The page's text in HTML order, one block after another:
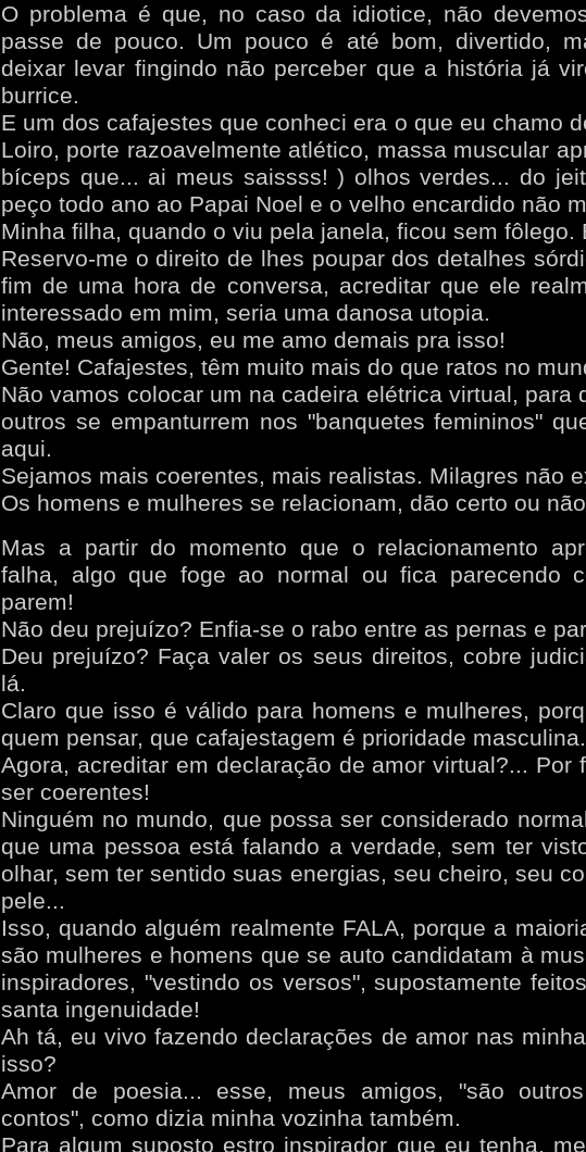
O problema é que, no caso da idiotice, não
passe de pouco. Um pouco é até bom, divertido,
deixar levar fingindo não perceber que a história já
burrice.
E um dos cafajestes que conheci era o que eu chamo
Loiro, porte razoavelmente atlético, massa muscular
bíceps que... ai meus saissss! ) olhos verdes... do
peço todo ano ao Papai Noel e o velho encardido não
Minha filha, quando o viu pela janela, ficou sem fôlego.
Reservo-me o direito de lhes poupar dos detalhes
fim de uma hora de conversa, acreditar que ele
interessado em mim, seria uma danosa utopia.
Não, meus amigos, eu me amo demais pra isso!
Gente! Cafajestes, têm muito mais do que ratos no
Não vamos colocar um na cadeira elétrica virtual, para
outros se empanturrem nos "banquetes femininos"
aqui.
Sejamos mais coerentes, mais realistas. Milagres não
Os homens e mulheres se relacionam, dão certo ou
Mas a partir do momento que o relacionamento
falha, algo que foge ao normal ou fica parecendo
parem!
Não deu prejuízo? Enfia-se o rabo entre as pernas e
Deu prejuízo? Faça valer os seus direitos, cobre
lá.
Claro que isso é válido para homens e mulheres,
quem pensar, que cafajestagem é prioridade masculina.
Agora, acreditar em declaração de amor virtual?... Por
ser coerentes!
Ninguém no mundo, que possa ser considerado
que uma pessoa está falando a verdade, sem ter
olhar, sem ter sentido suas energias, seu cheiro, seu
pele...
Isso, quando alguém realmente FALA, porque a
são mulheres e homens que se auto candidatam à
inspiradores, "vestindo os versos", supostamente
santa ingenuidade!
Ah tá, eu vivo fazendo declarações de amor nas
isso?
Amor de poesia... esse, meus amigos, "são
contos", como dizia minha vozinha também.
Para algum suposto estro inspirador que eu tenha,